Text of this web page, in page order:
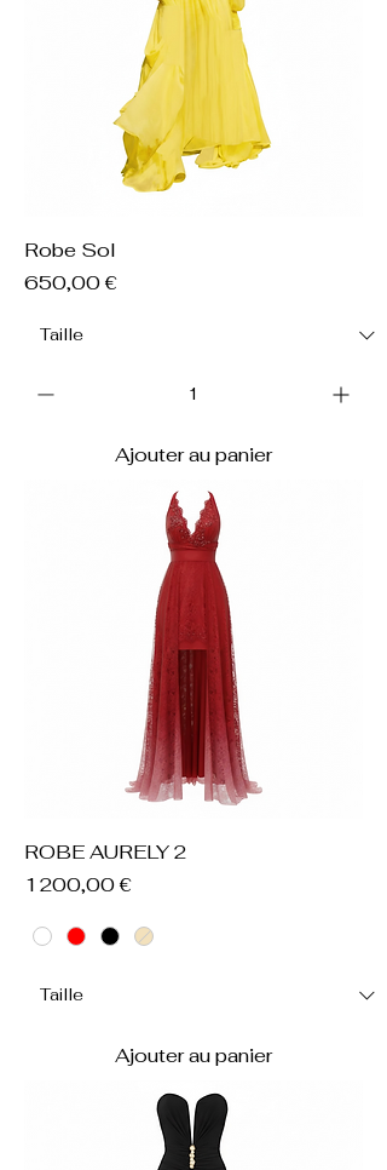
Robe Sol
Prix
650,00 €
Ajouter au panier
ROBE AURELY 2
Prix
1 200,00 €
Ajouter au panier